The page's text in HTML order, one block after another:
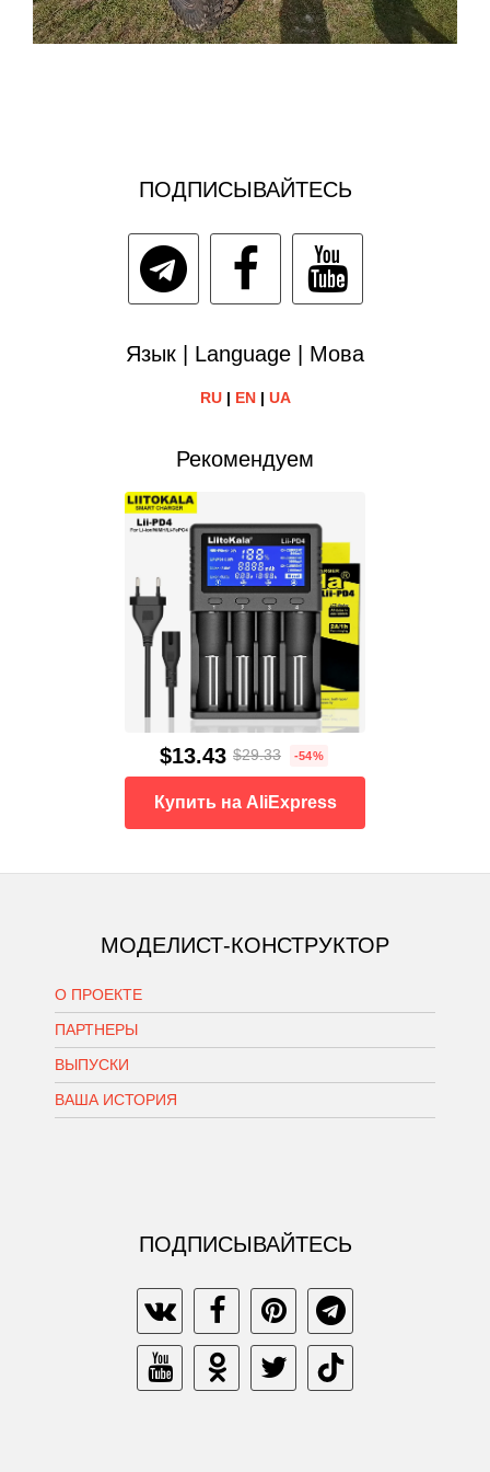
ПОДПИСЫВАЙТЕСЬ
Язык | Language | Мова
RU| EN| UA
Рекомендуем
$13.43 $29.33 -54%
Купить на AliExpress
МОДЕЛИСТ-КОНСТРУКТОР
О ПРОЕКТЕ
ПАРТНЕРЫ
ВЫПУСКИ
ВАША ИСТОРИЯ
ПОДПИСЫВАЙТЕСЬ